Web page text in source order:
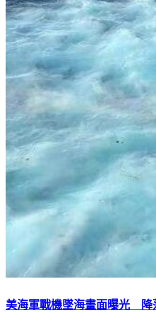
美海軍戰機墜海畫面曝光 降